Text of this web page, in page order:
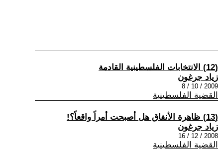
(12) الانتخابات الفلسطينية القادمة
زياد جرغون
2009 / 10 / 8
القضية الفلسطينية
(13) ظاهرة الأنفاق هل أصبحت أمراً واقعاً؟!
زياد جرغون
2008 / 12 / 16
القضية الفلسطينية